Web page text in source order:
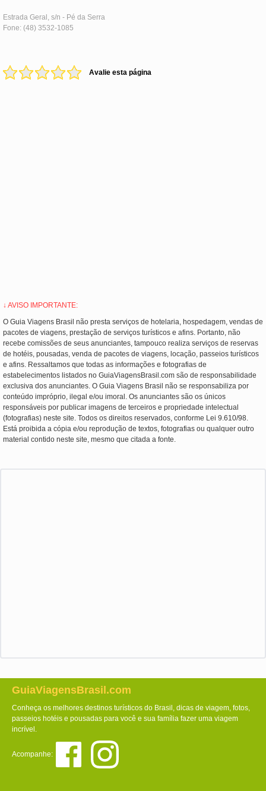
Estrada Geral, s/n - Pé da Serra
Fone: (48) 3532-1085
Avalie esta página
↓ AVISO IMPORTANTE:
O Guia Viagens Brasil não presta serviços de hotelaria, hospedagem, vendas de
pacotes de viagens, prestação de serviços turísticos e afins. Portanto, não
recebe comissões de seus anunciantes, tampouco realiza serviços de reservas
de hotéis, pousadas, venda de pacotes de viagens, locação, passeios turísticos
e afins. Ressaltamos que todas as informações e fotografias de
estabelecimentos listados no GuiaViagensBrasil.com são de responsabilidade
exclusiva dos anunciantes. O Guia Viagens Brasil não se responsabiliza por
conteúdo impróprio, ilegal e/ou imoral. Os anunciantes são os únicos
responsáveis por publicar imagens de terceiros e propriedade intelectual
(fotografias) neste site. Todos os direitos reservados, conforme Lei 9.610/98.
Está proibida a cópia e/ou reprodução de textos, fotografias ou qualquer outro
material contido neste site, mesmo que citada a fonte.
GuiaViagensBrasil.com
Conheça os melhores destinos turísticos do Brasil, dicas de viagem, fotos,
passeios hotéis e pousadas para você e sua família fazer uma viagem
incrível.
Acompanhe: